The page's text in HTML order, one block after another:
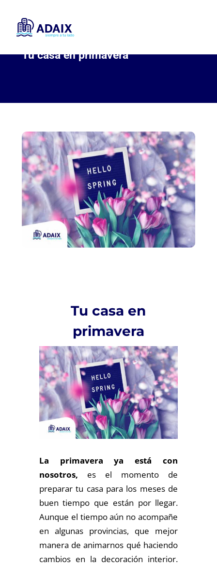
Tu casa en primavera
Tu casa en
primavera
La primavera ya está con
nosotros, es el momento de
preparar tu casa para los meses de
buen tiempo que están por llegar.
Aunque el tiempo aún no acompañe
en algunas provincias, que mejor
manera de animarnos qué haciendo
cambios en la decoración interior.